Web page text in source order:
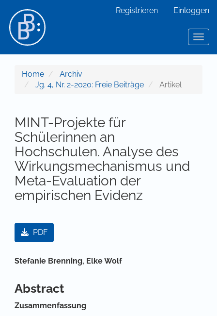
Hauptinhalt
Sidebar
Registrieren Einloggen
Home
Archiv
Jg. 4, Nr. 2-2020: Freie Beiträge
Artikel
MINT-Projekte für
Schülerinnen an
Hochschulen. Analyse des
Wirkungsmechanismus und
Meta-Evaluation der
empirischen Evidenz
Artikel-Sidebar
PDF
Hauptsächlicher Artikelinhalt
Stefanie Brenning, Elke Wolf
Abstract
Zusammenfassung